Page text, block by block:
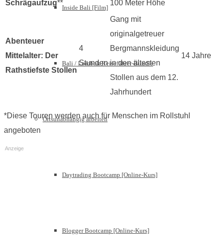
Inside Bali [Film]
Bali / Lombok Reiseführer-Bundle
Ortsunabhängig arbeiten
Daytrading Bootcamp [Online-Kurs]
Blogger Bootcamp [Online-Kurs]
Schrägaufzug**
100 Meter Höhe
Abenteuer
Mittelalter: Der
Rathstiefste Stollen
4
Stunden
Gang mit
originalgetreuer
Bergmannskleidung
in den ältesten
Stollen aus dem 12.
Jahrhundert
14 Jahre
*Diese Touren werden auch für Menschen im Rollstuhl
angeboten
Anzeige